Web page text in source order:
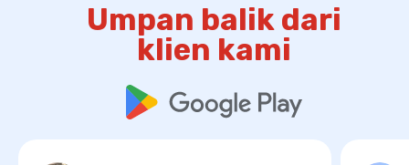
Umpan balik dari
klien kami